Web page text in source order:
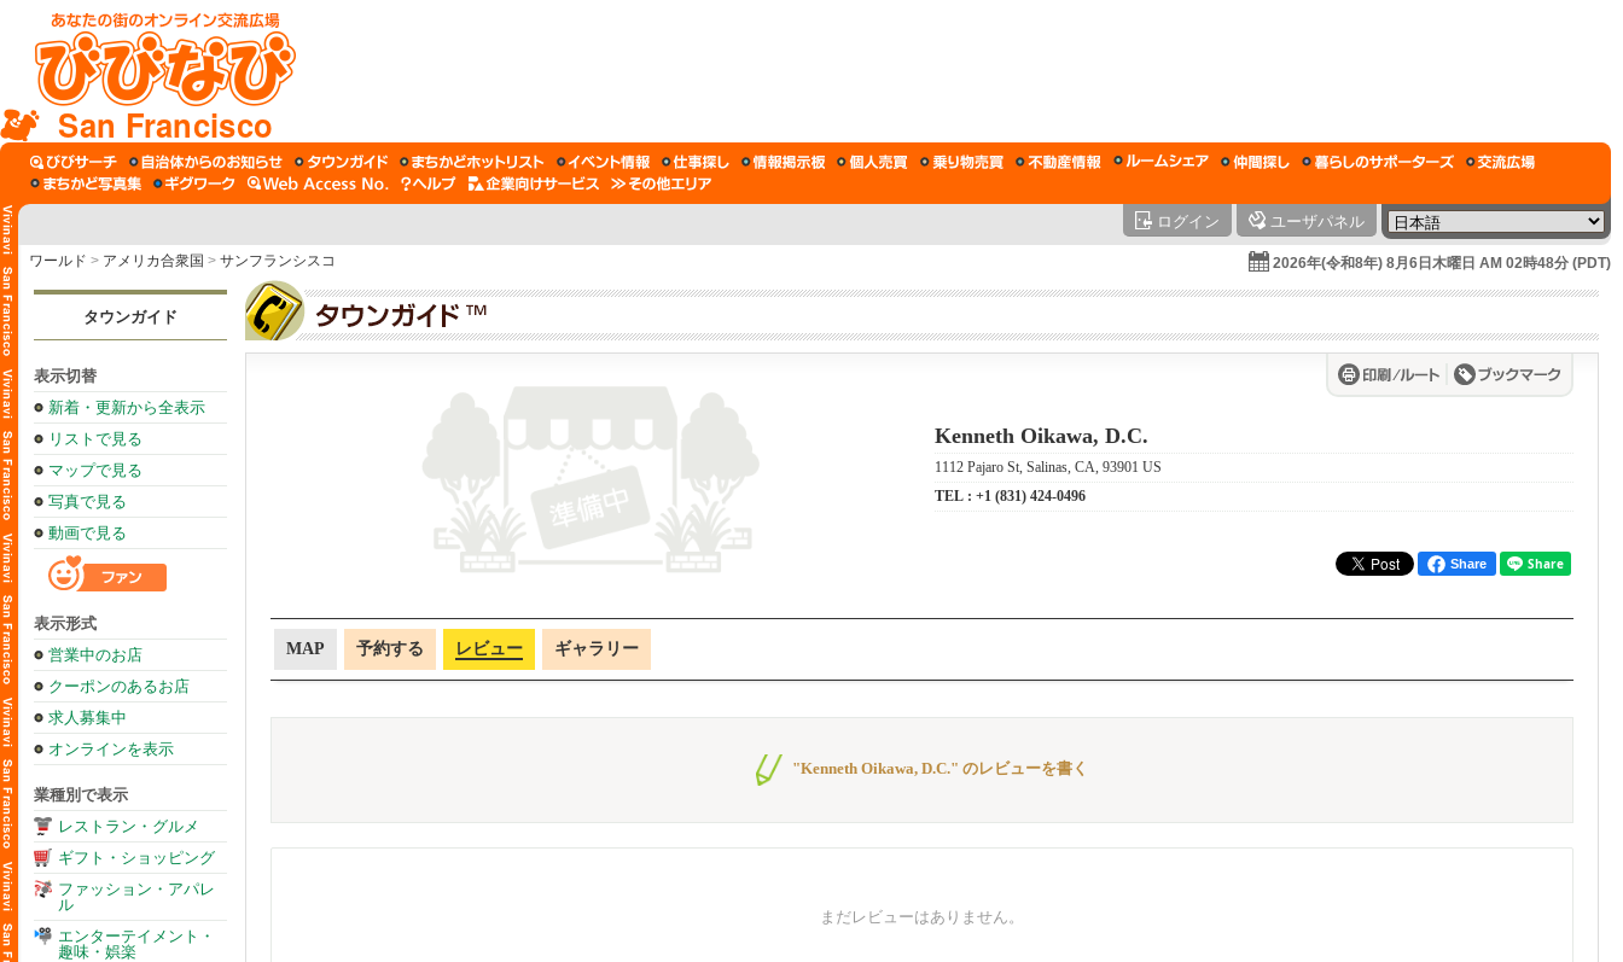
San Francisco
ログイン ユーザパネル
ワールド > アメリカ合衆国 > サンフランシスコ 2026年(令和8年) 8月6日木曜日 AM 02時48分 (PDT)
タウンガイド
表示切替
新着・更新から全表示
リストで見る
マップで見る
写真で見る
動画で見る
表示形式
営業中のお店
クーポンのあるお店
求人募集中
オンラインを表示
業種別で表示
レストラン・グルメ
ギフト・ショッピング
ファッション・アパレ
ル
エンターテイメント・
趣味・娯楽
Kenneth Oikawa, D.C.
1112 Pajaro St, Salinas, CA, 93901 US
TEL : +1 (831) 424-0496
Share
MAP 予約する レビュー ギャラリー
"Kenneth Oikawa, D.C." のレビューを書く
まだレビューはありません。